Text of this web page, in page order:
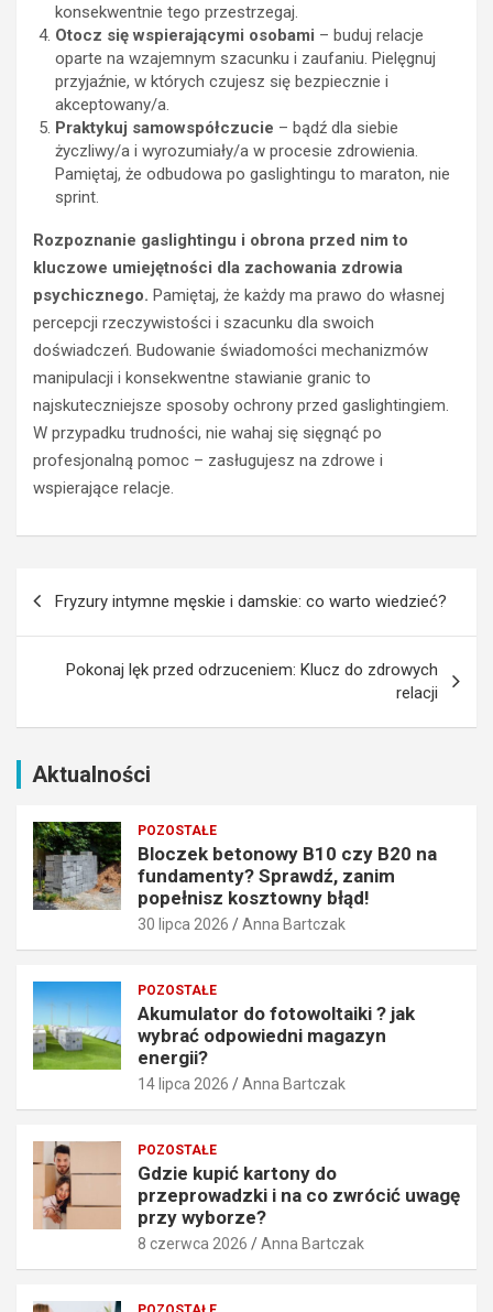
konsekwentnie tego przestrzegaj.
Otocz się wspierającymi osobami – buduj relacje
oparte na wzajemnym szacunku i zaufaniu. Pielęgnuj
przyjaźnie, w których czujesz się bezpiecznie i
akceptowany/a.
Praktykuj samowspółczucie – bądź dla siebie
życzliwy/a i wyrozumiały/a w procesie zdrowienia.
Pamiętaj, że odbudowa po gaslightingu to maraton, nie
sprint.
Rozpoznanie gaslightingu i obrona przed nim to
kluczowe umiejętności dla zachowania zdrowia
psychicznego. Pamiętaj, że każdy ma prawo do własnej
percepcji rzeczywistości i szacunku dla swoich
doświadczeń. Budowanie świadomości mechanizmów
manipulacji i konsekwentne stawianie granic to
najskuteczniejsze sposoby ochrony przed gaslightingiem.
W przypadku trudności, nie wahaj się sięgnąć po
profesjonalną pomoc – zasługujesz na zdrowe i
wspierające relacje.
wpisu
Fryzury intymne męskie i damskie: co warto wiedzieć?
Pokonaj lęk przed odrzuceniem: Klucz do zdrowych
relacji
Aktualności
POZOSTAŁE
Bloczek betonowy B10 czy B20 na
fundamenty? Sprawdź, zanim
popełnisz kosztowny błąd!
30 lipca 2026 Anna Bartczak
POZOSTAŁE
Akumulator do fotowoltaiki ? jak
wybrać odpowiedni magazyn
energii?
14 lipca 2026 Anna Bartczak
POZOSTAŁE
Gdzie kupić kartony do
przeprowadzki i na co zwrócić uwagę
przy wyborze?
8 czerwca 2026 Anna Bartczak
u
d
a
m
e
n
?
S
r
d
ź
n
m
o
p
e
n
s
z
k
o
s
z
o
w
n
m
o
o
w
o
a
k
j
w
y
ć
d
o
w
e
d
i
m
a
g
a
z
n
e
n
g
?